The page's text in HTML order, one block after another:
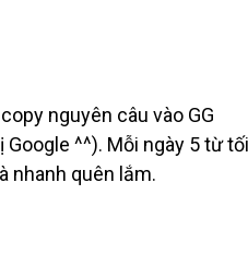
nguyên câu vào GG
^^). Mỗi ngày 5 từ tối
nhanh quên lắm.